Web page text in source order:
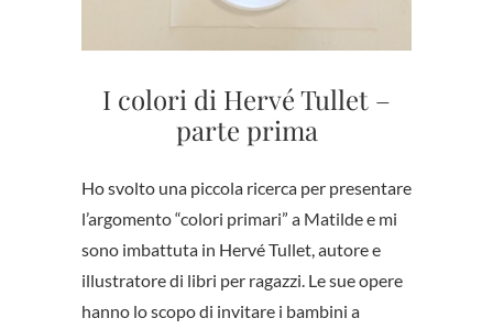
I colori di Hervé Tullet –
parte prima
Ho svolto una piccola ricerca per presentare
l’argomento “colori primari” a Matilde e mi
sono imbattuta in Hervé Tullet, autore e
illustratore di libri per ragazzi. Le sue opere
hanno lo scopo di invitare i bambini a